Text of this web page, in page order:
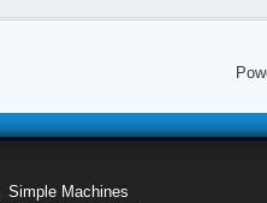
Simple Machines